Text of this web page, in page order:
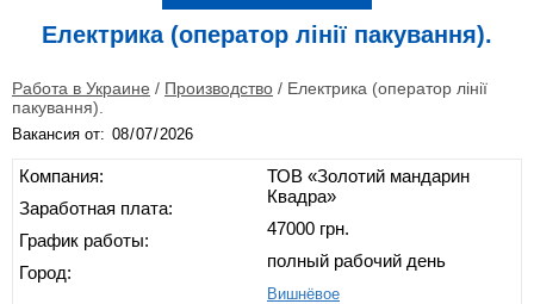
Електрика (оператор лінії пакування).
Работа в Украине / Производство / Електрика (оператор лінії
пакування).
Вакансия от:
Компания:
Заработная плата:
График работы:
Город:
ТОВ «Золотий мандарин
Квадра»
47000 грн.
полный рабочий день
Вишнёвое